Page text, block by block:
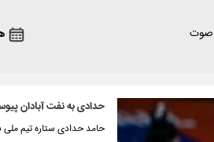
صوت
حدادی به نفت آبادان
حامد حدادی ستاره تیم